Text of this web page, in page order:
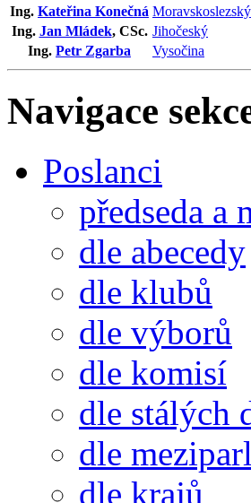
Ing. Kateřina Konečná Moravskoslezský
Ing. Jan Mládek, CSc. Jihočeský
Ing. Petr Zgarba Vysočina
Navigace
Poslanci
předseda a
dle abecedy
dle klubů
dle výborů
dle komisí
dle stálých
dle
dle krajů